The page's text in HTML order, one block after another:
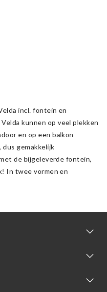
incl. fontein en
kunnen op veel plekken
en op een balkon
gemakkelijk
de bijgeleverde fontein,
In twee vormen en